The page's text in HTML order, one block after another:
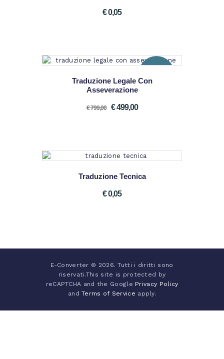
€005
Traduzione Legale Con
Asseverazione
€79900 €49900
Traduzione Tecnica
€005
E-Converter © 2026. Tutti i diritti sono
riservati.This site is protected by
reCAPTCHA and the Google Privacy Policy
andTerms of Service apply.